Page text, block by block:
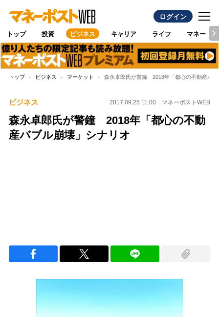
ログイン
トップ 投資 ビジネス キャリア ライフ マネー
トップ ビジネス マーケット 森永卓郎氏が警鐘 2018年「都心の不動産バブ
ビジネス 2017.09.25 11:00 マネーポストWEB
森永卓郎氏が警鐘 2018年「都心の不動
産バブル崩壊」シナリオ